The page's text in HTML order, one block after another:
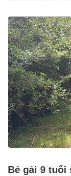
Bé gái 9 tuổi